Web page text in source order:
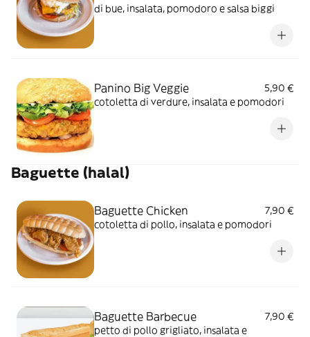
di bue, insalata, pomodoro e salsa biggi
Panino Big Veggie
5,90 €
cotoletta di verdure, insalata e pomodori
Baguette (halal)
Baguette Chicken
7,90 €
cotoletta di pollo, insalata e pomodori
Baguette Barbecue
7,90 €
petto di pollo grigliato, insalata e